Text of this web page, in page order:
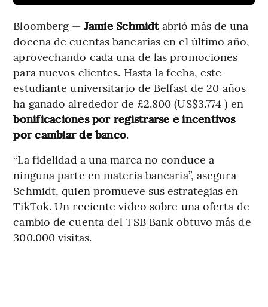
Bloomberg — Jamie Schmidtabrió más de una
docena de cuentas bancarias en el último año,
aprovechando cada una de las promociones
para nuevos clientes. Hasta la fecha, este
estudiante universitario de Belfast de 20 años
ha ganado alrededor de £2.800 (US$3.774 ) en
bonificaciones por registrarse e incentivos
por cambiar de banco.
“La fidelidad a una marca no conduce a
ninguna parte en materia bancaria”, asegura
Schmidt, quien promueve sus estrategias en
TikTok. Un reciente video sobre una oferta de
cambio de cuenta del TSB Bank obtuvo más de
300.000 visitas.